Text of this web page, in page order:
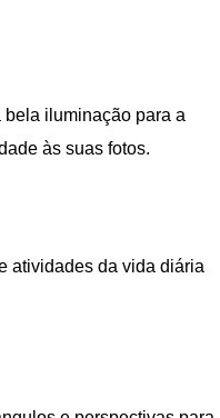
bela iluminação para a
às suas fotos.
atividades da vida diária